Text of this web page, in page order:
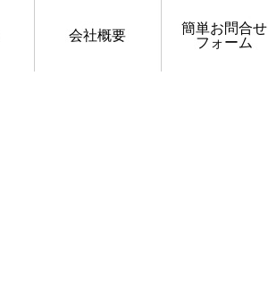
会社概要
簡単お問合せ
フォーム